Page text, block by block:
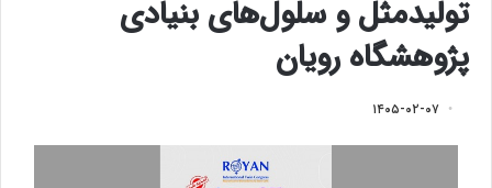
تولیدمثل و سلول‌های بنیادی
پژوهشگاه رویان
۱۴۰۵-۰۲-۰۷